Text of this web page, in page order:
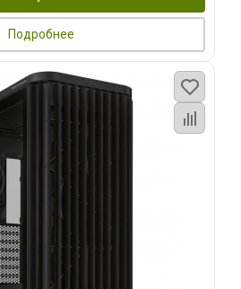
Подробнее